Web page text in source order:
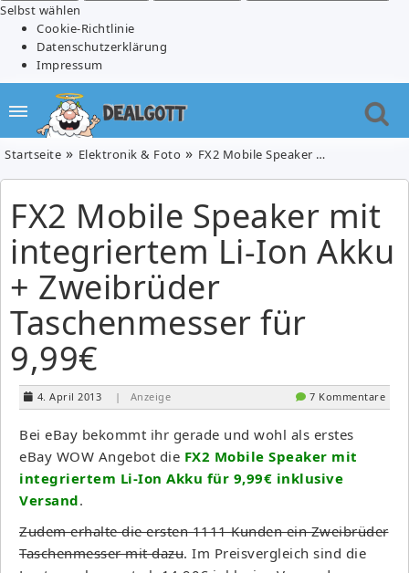
Selbst wählen
Cookie-Richtlinie
Datenschutzerklärung
Impressum
Startseite Elektronik & Foto FX2 Mobile Speaker mit integriertem Li-Ion Akku + Zweibrüder Taschenmesser für 9,99€
FX2 Mobile Speaker mit
integriertem Li-Ion Akku
+ Zweibrüder
Taschenmesser für
9,99€
4. April 2013 | Anzeige 7 Kommentare
Bei eBay bekommt ihr gerade und wohl als erstes
eBay WOW Angebot die FX2 Mobile Speaker mit
integriertem Li-Ion Akku für 9,99€ inklusive
Versand.
Zudem erhalte die ersten 1111 Kunden ein Zweibrüder
Taschenmesser mit dazu. Im Preisvergleich sind die